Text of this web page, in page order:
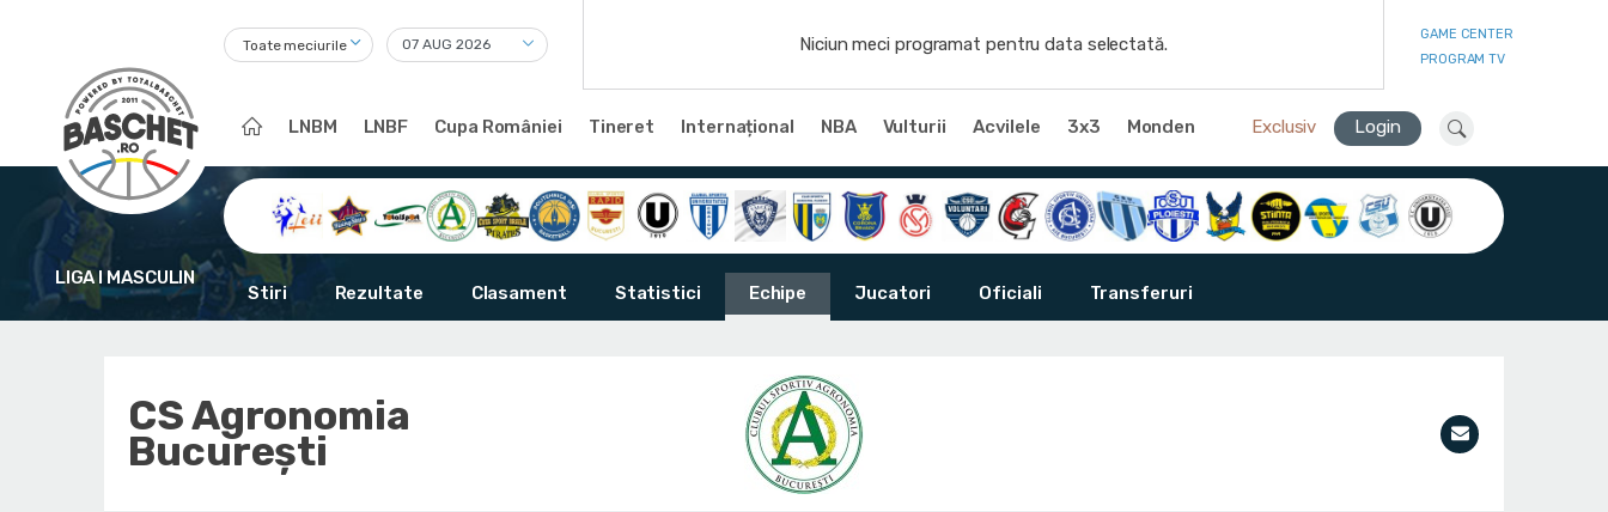
Toate meciurile Niciun meci programat pentru data selectată.
GAME CENTER
PROGRAM TV
LNBM LNBF Cupa României Tineret Internațional NBA Vulturii Acvilele 3x3 Monden Exclusiv Login
LIGA I MASCULIN
Stiri Rezultate Clasament Statistici Echipe Jucatori Oficiali Transferuri
CS Agronomia
București